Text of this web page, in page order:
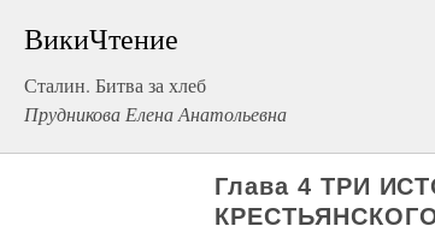
ВикиЧтение
Сталин. Битва за хлеб
Прудникова Елена Анатольевна
Глава 4 ТРИ